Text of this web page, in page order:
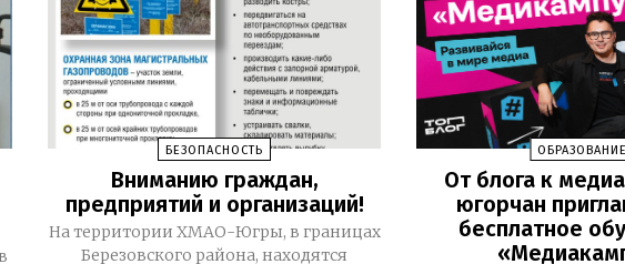
БЕЗОПАСНОСТЬ
Вниманию граждан,
предприятий и организаций!
На территории ХМАО-Югры, в границах
Березовского района, находятся
ОБРАЗОВАНИЕ
От блога к
югорчан
бесплатное